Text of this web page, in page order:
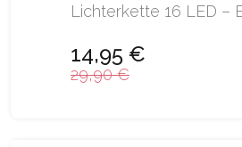
Lichterkette 16 LED –
14,95 €
29,90 €